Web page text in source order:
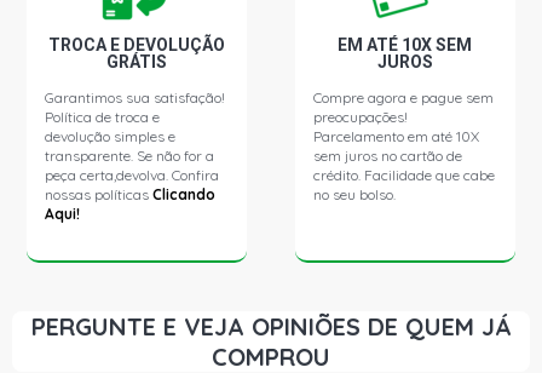
TROCA E DEVOLUÇÃO
GRÁTIS
Garantimos sua satisfação!
Política de troca e
devolução simples e
transparente. Se não for a
peça certa,devolva. Confira
nossas políticasClicando
Aqui!
EM ATÉ 10X SEM
JUROS
Compre agora e pague sem
preocupações!
Parcelamento em até 10X
sem juros no cartão de
crédito. Facilidade que cabe
no seu bolso.
PERGUNTE E VEJA OPINIÕES DE QUEM JÁ
COMPROU